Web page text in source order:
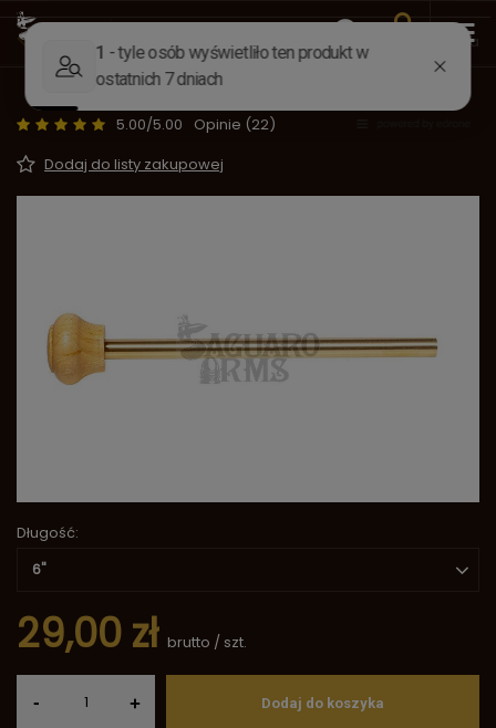
Strona główna Derringer Great Gun Akcesoria
Pobijak Great Gun.45 6"
5.00/5.00
Opinie (22)
Dodaj do listy zakupowej
Długość
6''
29,00 zł brutto / szt.
- + Dodaj do koszyka